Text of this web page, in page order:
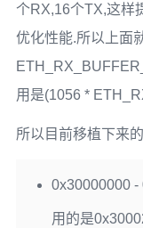
#pragma location =
extern u8_t
个RX,16个TX,这样
优化性能.所以上面
用是(1056 *
所以目前移植下来
0x30000000 -
用的是